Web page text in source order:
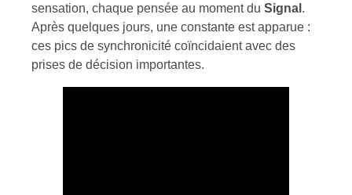
sensation, chaque pensée au moment du Signal .
Après quelques jours, une constante est apparue :
ces pics de synchronicité coïncidaient avec des
prises de décision importantes.